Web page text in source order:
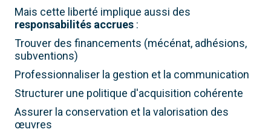
Mais cette liberté implique aussi des
responsabilités accrues :
Trouver des financements (mécénat, adhésions,
subventions)
Professionnaliser la gestion et la communication
Structurer une politique d'acquisition cohérente
Assurer la conservation et la valorisation des
œuvres